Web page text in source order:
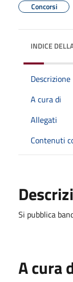
Concorsi
INDICE
Descrizione
A cura di
Allegati
Contenuti
Si pubblica
A cura